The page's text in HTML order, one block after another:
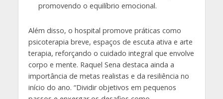
promovendo o equilíbrio emocional.
Além disso, o hospital promove práticas como
psicoterapia breve, espaços de escuta ativa e arte
terapia, reforçando o cuidado integral que envolve
corpo e mente. Raquel Sena destaca ainda a
importância de metas realistas e da resiliência no
início do ano. “Dividir objetivos em pequenos